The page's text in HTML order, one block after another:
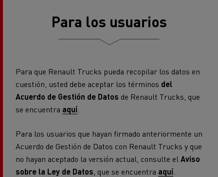
Para los usuarios
Para que Renault Trucks pueda recopilar los datos en
cuestión, usted debe aceptar los términos del
Acuerdo de Gestión de Datos de Renault Trucks, que
se encuentra aquí
Para los usuarios que hayan firmado anteriormente un
Acuerdo de Gestión de Datos con Renault Trucks y que
no hayan aceptado la versión actual, consulte el Aviso
sobre la Ley de Datos , que se encuentra aquí